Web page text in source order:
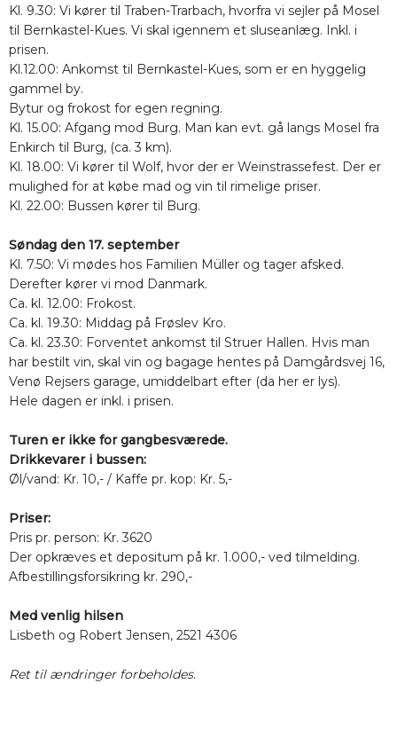
Kl. 9.30: Vi kører til Traben-Trarbach, hvorfra vi sejler på Mosel
til Bernkastel-Kues. Vi skal igennem et sluseanlæg. Inkl. i
prisen.
Kl.12.00: Ankomst til Bernkastel-Kues, som er en hyggelig
gammel by.
Bytur og frokost for egen regning.
Kl. 15.00: Afgang mod Burg. Man kan evt. gå langs Mosel fra
Enkirch til Burg, (ca. 3 km).
Kl. 18.00: Vi kører til Wolf, hvor der er Weinstrassefest. Der er
mulighed for at købe mad og vin til rimelige priser.
Kl. 22.00: Bussen kører til Burg.
Søndag den 17. september
Kl. 7.50: Vi mødes hos Familien Müller og tager afsked.
Derefter kører vi mod Danmark.
Ca. kl. 12.00: Frokost.
Ca. kl. 19.30: Middag på Frøslev Kro.
Ca. kl. 23.30: Forventet ankomst til Struer Hallen. Hvis man
har bestilt vin, skal vin og bagage hentes på Damgårdsvej 16,
Venø Rejsers garage, umiddelbart efter (da her er lys).
Hele dagen er inkl. i prisen.
Turen er ikke for gangbesværede.
Drikkevarer i bussen:
Øl/vand: Kr. 10,- / Kaffe pr. kop: Kr. 5,-
Priser:
Pris pr. person: Kr. 3620
Der opkræves et depositum på kr. 1.000,- ved tilmelding.
Afbestillingsforsikring kr. 290,-
Med venlig hilsen
Lisbeth og Robert Jensen, 2521 4306
Ret til ændringer forbeholdes.